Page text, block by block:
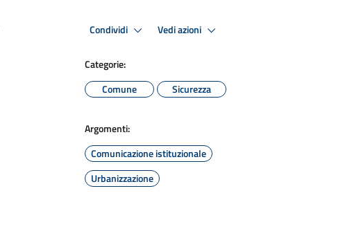
Condividi Vedi azioni
Categorie:
Comune
Sicurezza
Argomenti:
Comunicazione istituzionale
Urbanizzazione